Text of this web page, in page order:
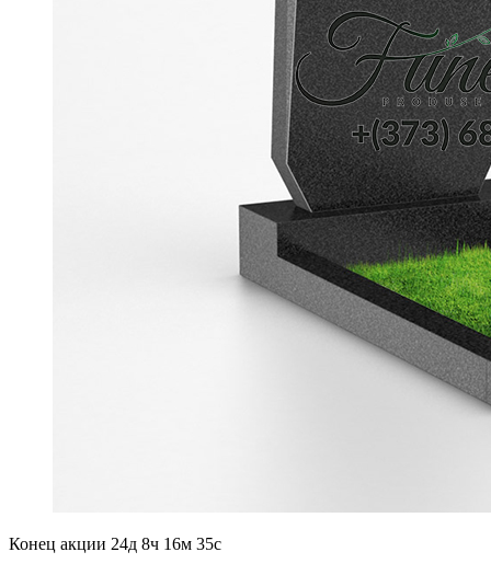
Конец акции 24д 8ч 16м 34с